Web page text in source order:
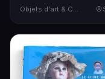
Objets d'art & Curiosités